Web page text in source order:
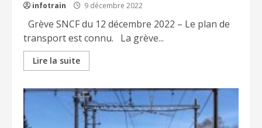
infotrain 9 décembre 2022
Grève SNCF du 12 décembre 2022 – Le plan de
transport est connu. La grève...
Lire la suite